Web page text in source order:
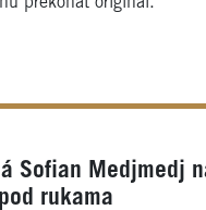
Sofian Medjmedj
rukama